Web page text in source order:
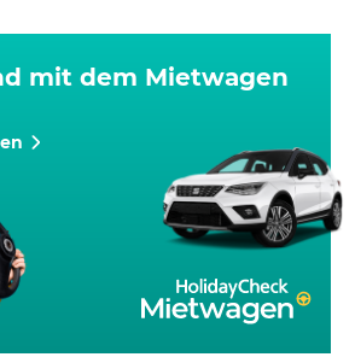
mit dem Mietwagen